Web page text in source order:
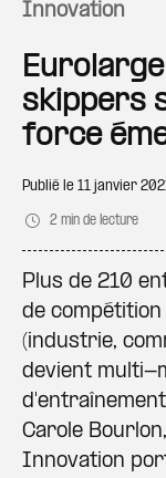
Innovation
skippers
force
Publié le 11 janvier
2 min de lecture
Plus de 210
de
(industrie,
devient multi-
Carole
Innovation